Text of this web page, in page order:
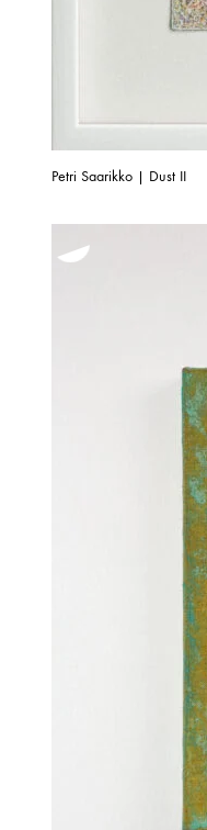
Petri Saarikko | Dust II